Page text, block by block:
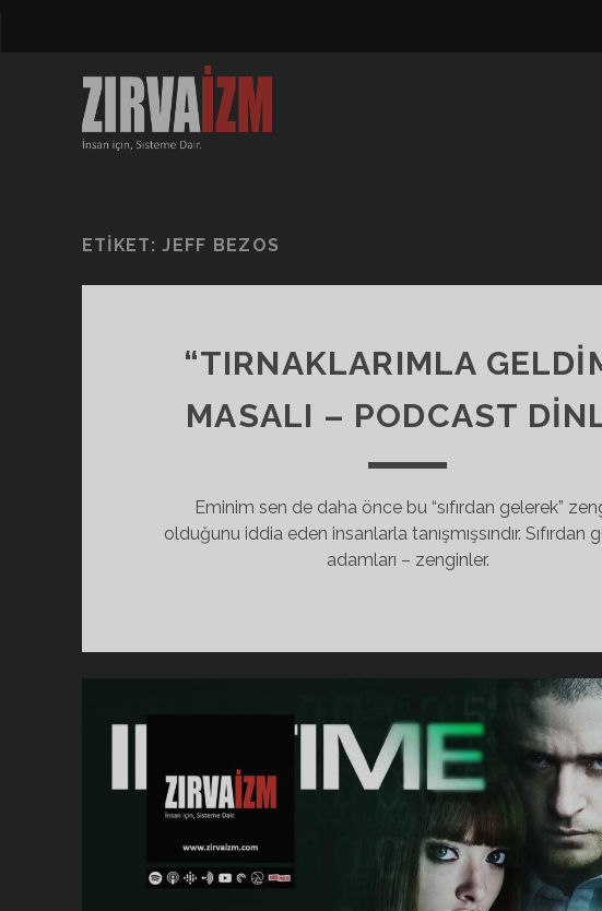
ETIKET:JEFF BEZOS
“TIRNAKLARIMLA
MASALI – PODCAST
Eminim sen de daha önce bu “sıfırdan gelerek”
olduğunu iddia eden insanlarla tanışmışsındır. Sıfırdan
adamları – zenginler.